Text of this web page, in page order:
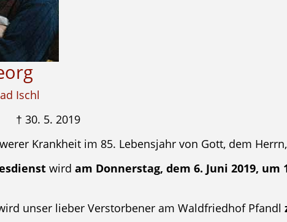
Ischl
30. 5. 2019
Krankheit im 85. Lebensjahr von Gott, dem
wird am Donnerstag, dem 6. Juni 2019, um
unser lieber Verstorbener am Waldfriedhof Pfandl